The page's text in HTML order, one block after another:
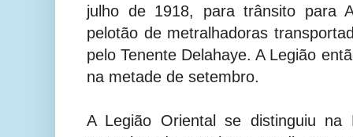
julho de 1918, para trânsito para
pelotão de metralhadoras
pelo Tenente Delahaye. A Legião
na metade de setembro.
A Legião Oriental se distinguiu